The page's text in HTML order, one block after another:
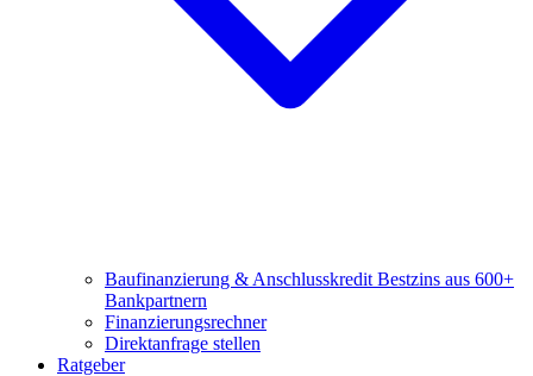
Baufinanzierung & Anschlusskredit Bestzins aus 600+
Bankpartnern
Finanzierungsrechner
Direktanfrage stellen
Ratgeber